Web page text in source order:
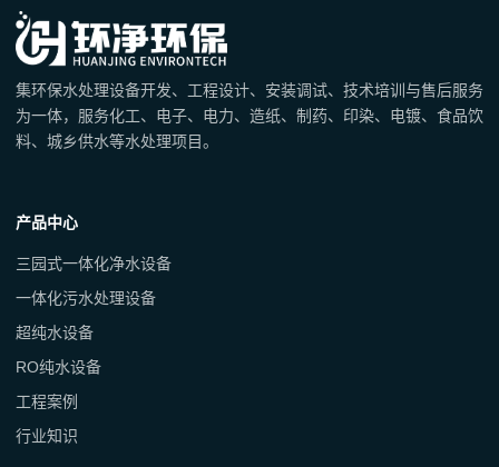
集环保水处理设备开发、工程设计、安装调试、技术培训与售后服务
为一体，服务化工、电子、电力、造纸、制药、印染、电镀、食品饮
料、城乡供水等水处理项目。
产品中心
三园式一体化净水设备
一体化污水处理设备
超纯水设备
RO纯水设备
工程案例
行业知识